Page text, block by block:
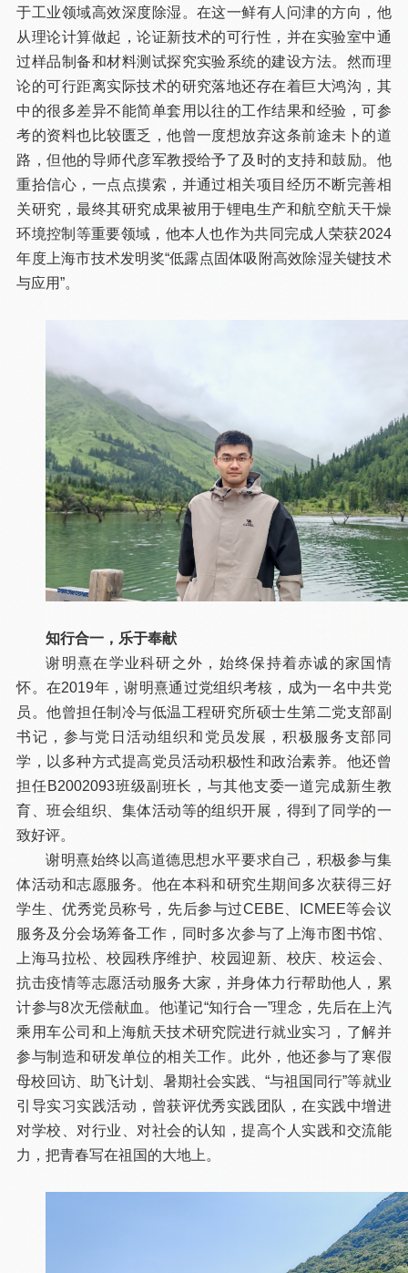
于工业领域高效深度除湿。在这一鲜有人问津的方向，他
从理论计算做起，论证新技术的可行性，并在实验室中通
过样品制备和材料测试探究实验系统的建设方法。然而理
论的可行距离实际技术的研究落地还存在着巨大鸿沟，其
中的很多差异不能简单套用以往的工作结果和经验，可参
考的资料也比较匮乏，他曾一度想放弃这条前途未卜的道
路，但他的导师代彦军教授给予了及时的支持和鼓励。他
重拾信心，一点点摸索，并通过相关项目经历不断完善相
关研究，最终其研究成果被用于锂电生产和航空航天干燥
环境控制等重要领域，他本人也作为共同完成人荣获2024
年度上海市技术发明奖“低露点固体吸附高效除湿关键技术
与应用”。
知行合一，乐于奉献
谢明熹在学业科研之外，始终保持着赤诚的家国情
怀。在2019年，谢明熹通过党组织考核，成为一名中共党
员。他曾担任制冷与低温工程研究所硕士生第二党支部副
书记，参与党日活动组织和党员发展，积极服务支部同
学，以多种方式提高党员活动积极性和政治素养。他还曾
担任B2002093班级副班长，与其他支委一道完成新生教
育、班会组织、集体活动等的组织开展，得到了同学的一
致好评。
谢明熹始终以高道德思想水平要求自己，积极参与集
体活动和志愿服务。他在本科和研究生期间多次获得三好
学生、优秀党员称号，先后参与过CEBE、ICMEE等会议
服务及分会场筹备工作，同时多次参与了上海市图书馆、
上海马拉松、校园秩序维护、校园迎新、校庆、校运会、
抗击疫情等志愿活动服务大家，并身体力行帮助他人，累
计参与8次无偿献血。他谨记“知行合一”理念，先后在上汽
乘用车公司和上海航天技术研究院进行就业实习，了解并
参与制造和研发单位的相关工作。此外，他还参与了寒假
母校回访、助飞计划、暑期社会实践、“与祖国同行”等就业
引导实习实践活动，曾获评优秀实践团队，在实践中增进
对学校、对行业、对社会的认知，提高个人实践和交流能
力，把青春写在祖国的大地上。